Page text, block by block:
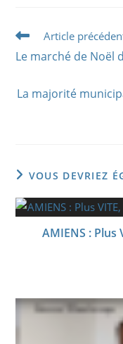
Read
articles
Article
Le marché de Noël
La majorité
VOUS DEVRIEZ
AMIENS : Plus